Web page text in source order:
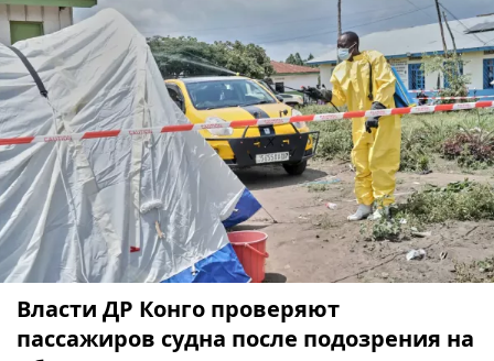
Власти ДР Конго проверяют
пассажиров судна после подозрения на